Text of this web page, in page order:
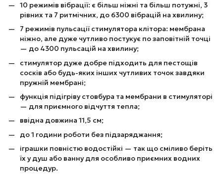
10 режимів вібрації: є більш ніжні та більш потужні, 3
рівних та 7 ритмічних, до 6300 вібрацій на хвилину;
7 режимів пульсації стимулятора клітора: мембрана
ніжно, але дуже чутливо постукує по заповітній точці
— до 4300 пульсацій на хвилину;
стимулятор дуже добре підходить для пестощів
сосків або будь-яких інших чутливих точок завдяки
пружній мембрані;
функція підігріву стовбура та мембрани в стимуляторі
— для приємного відчуття тепла;
ввідна довжина 11,5 см;
до 1 години роботи без підзаряджання;
іграшки повністю водостійкі — так що сміливо беріть
їх у душ або ванну для особливо приємних водних
процедур.